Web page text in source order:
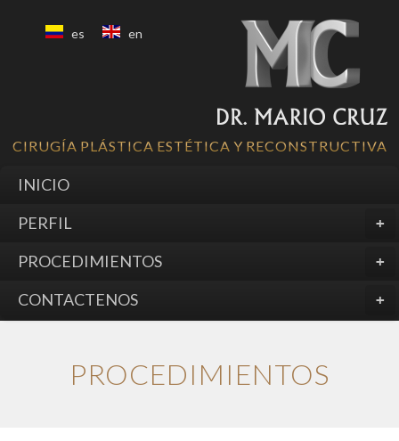
en
es
CIRUGÍA PLÁSTICA ESTÉTICA Y RECONSTRUCTIVA
INICIO
PERFIL
PROCEDIMIENTOS
CONTACTENOS
PROCEDIMIENTOS